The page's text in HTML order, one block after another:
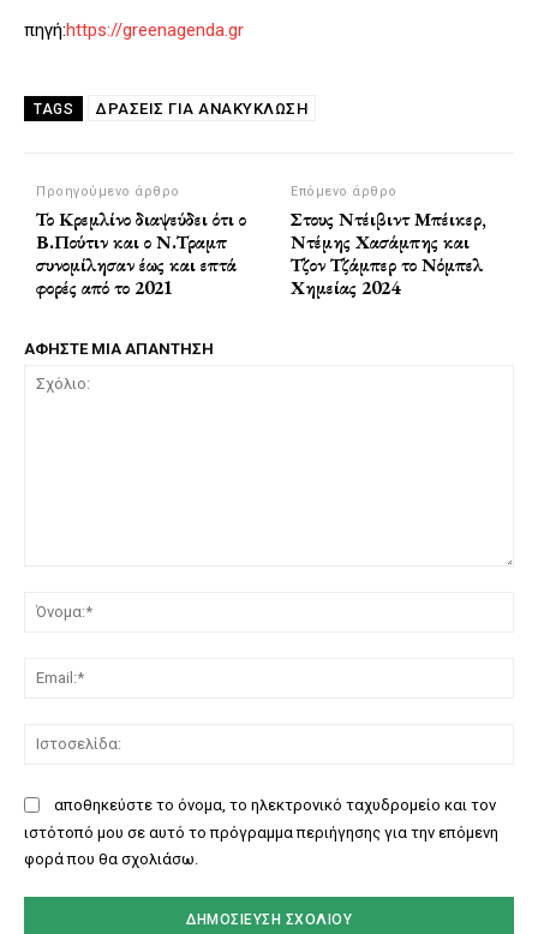
πηγή:https://greenagenda.gr
TAGS ΔΡΑΣΕΙΣ ΓΙΑ ΑΝΑΚΥΚΛΩΣΗ
Προηγούμενο άρθρο
Το Κρεμλίνο διαψεύδει ότι ο
Β.Πούτιν και ο Ν.Τραμπ
συνομίλησαν έως και επτά
φορές από το 2021
Επόμενο άρθρο
Στους Ντέιβιντ Μπέικερ,
Ντέμης Χασάμπης και
Τζον Τζάμπερ το Νόμπελ
Χημείας 2024
ΑΦΗΣΤΕ ΜΙΑ ΑΠΑΝΤΗΣΗ
αποθηκεύστε το όνομα, το ηλεκτρονικό ταχυδρομείο και τον
ιστότοπό μου σε αυτό το πρόγραμμα περιήγησης για την επόμενη
φορά που θα σχολιάσω.